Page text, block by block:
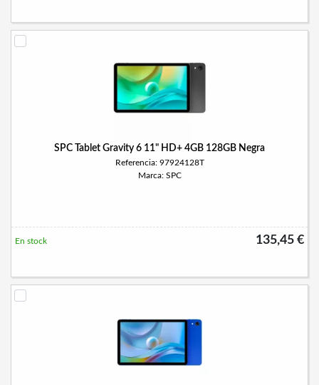
SPC Tablet Gravity 6 11" HD+ 4GB 128GB Negra
Referencia: 97924128T
Marca: SPC
135,45 €
En stock